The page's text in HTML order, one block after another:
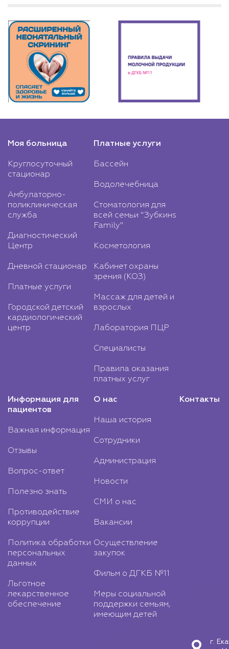
Моя больница
Круглосуточный
стационар
Амбулаторно-
поликлиническая
служба
Диагностический
Центр
Дневной стационар
Платные услуги
Городской детский
кардиологический
центр
Платные услуги
Бассейн
Водолечебница
Стоматология для
всей семьи "Зубкинs
Family"
Косметология
Кабинет охраны
зрения (КОЗ)
Массаж для детей и
взрослых
Лаборатория ПЦР
Специалисты
Правила оказания
платных услуг
Информация для
пациентов
Важная информация
Отзывы
Вопрос-ответ
Полезно знать
Противодействие
коррупции
Политика обработки
персональных
данных
Льготное
лекарственное
обеспечение
О нас
Наша история
Сотрудники
Администрация
Новости
СМИ о нас
Вакансии
Осуществление
закупок
Фильм о ДГКБ №11
Меры социальной
поддержки семьям,
имеющим детей
Контакты
г.